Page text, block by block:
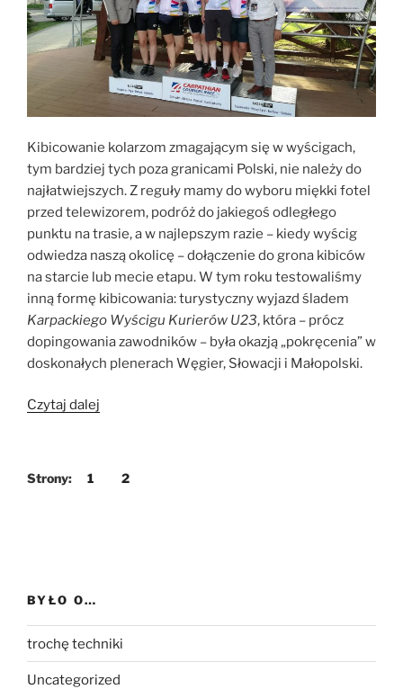
Kibicowanie kolarzom zmagającym się w wyścigach,
tym bardziej tych poza granicami Polski, nie należy do
najłatwiejszych. Z reguły mamy do wyboru miękki fotel
przed telewizorem, podróż do jakiegoś odległego
punktu na trasie, a w najlepszym razie – kiedy wyścig
odwiedza naszą okolicę – dołączenie do grona kibiców
na starcie lub mecie etapu. W tym roku testowaliśmy
inną formę kibicowania: turystyczny wyjazd śladem
Karpackiego Wyścigu Kurierów U23, która – prócz
dopingowania zawodników – była okazją „pokręcenia” w
doskonałych plenerach Węgier, Słowacji i Małopolski.
Czytaj dalej
Strony: 1 2
BYŁO O…
trochę techniki
Uncategorized